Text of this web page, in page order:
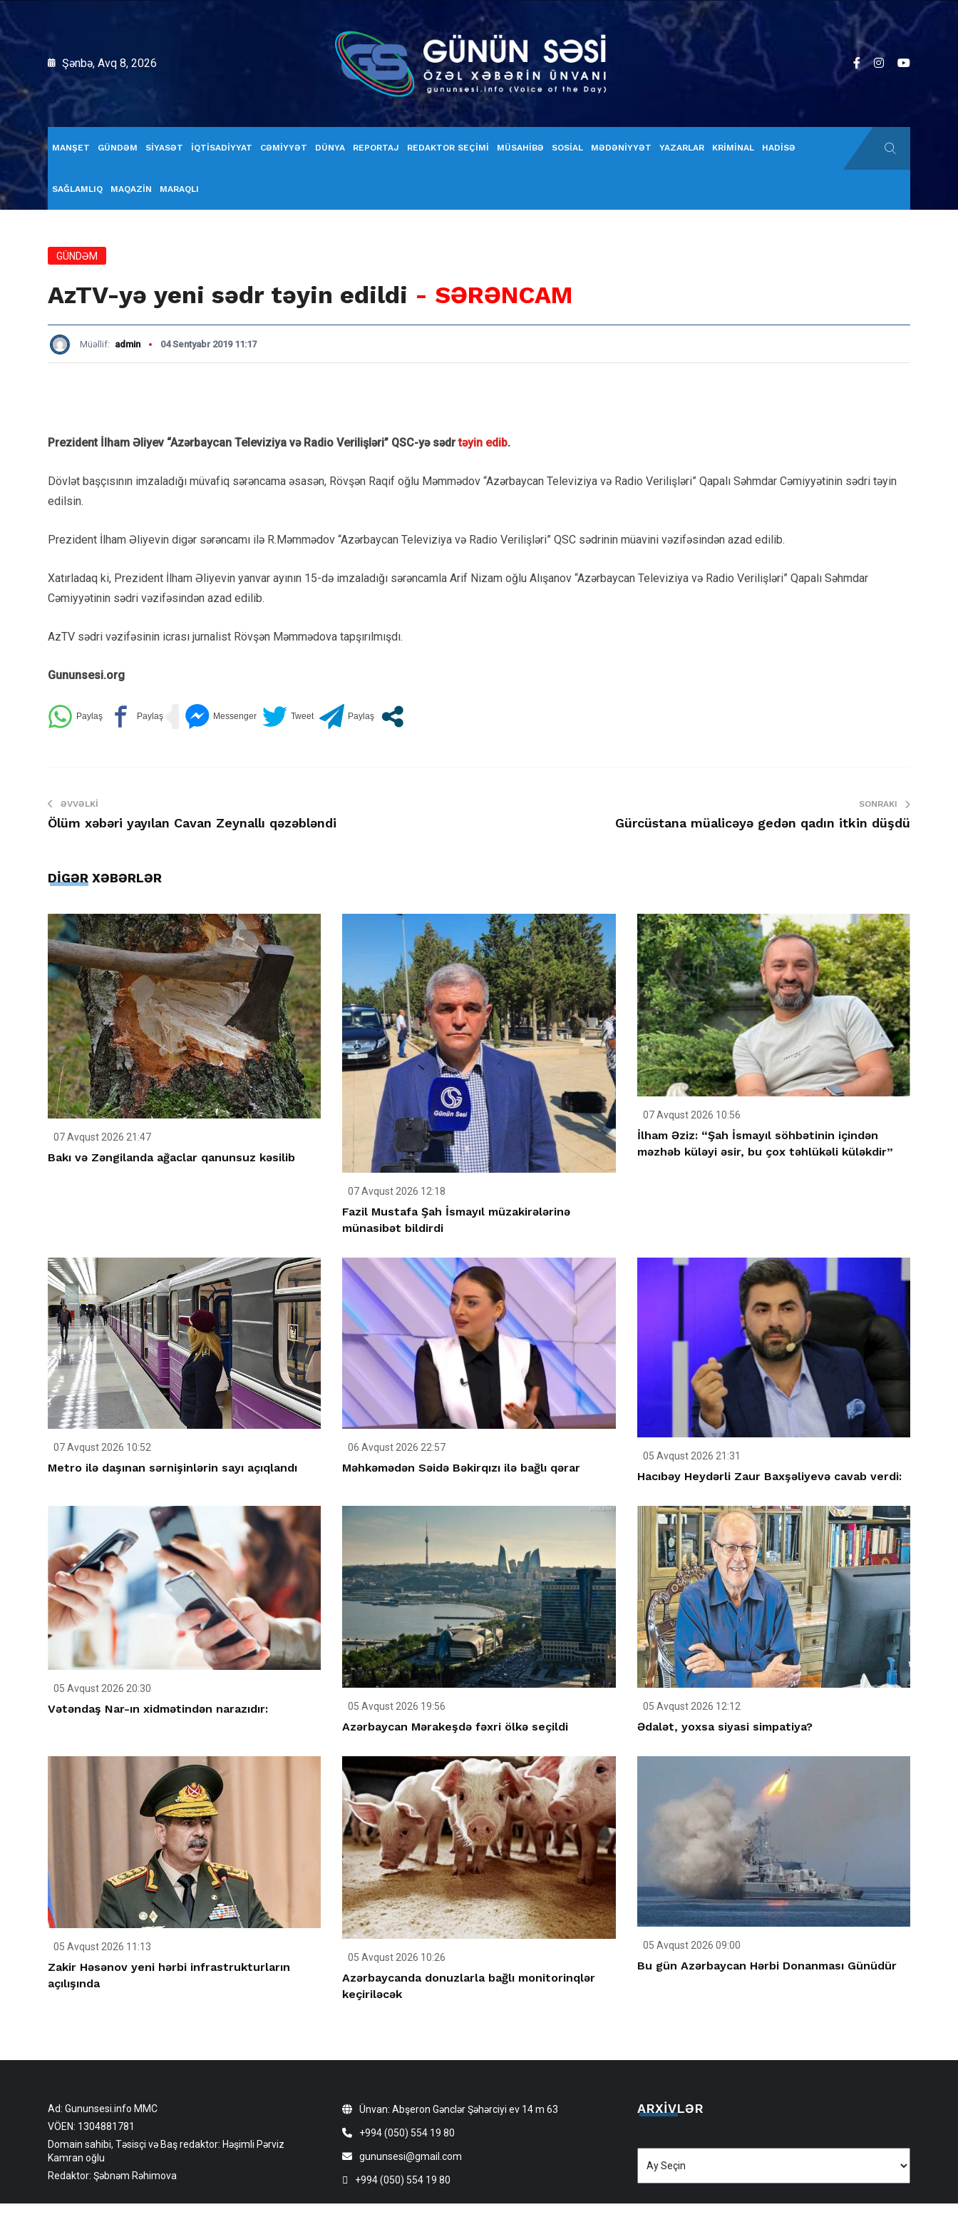
Şənbə, Avq 8, 2026
MANŞET GÜNDƏM SİYASƏT İQTİSADİYYAT CƏMİYYƏT DÜNYA REPORTAJ REDAKTOR SEÇİMİ MÜSAHİBƏ SOSİAL MƏDƏNİYYƏT YAZARLAR KRİMİNAL HADİSƏ
SAĞLAMLIQ MAQAZİN MARAQLI
GÜNDƏM
AzTV-yə yeni sədr təyin edildi - SƏRƏNCAM
Müəllif: admin 04 Sentyabr 2019 11:17
Prezident İlham Əliyev “Azərbaycan Televiziya və Radio Verilişləri” QSC-yə sədrtəyin edib.
Dövlət başçısının imzaladığı müvafiq sərəncama əsasən, Rövşən Raqif oğlu Məmmədov “Azərbaycan Televiziya və Radio Verilişləri” Qapalı Səhmdar Cəmiyyətinin sədri təyin
edilsin.
Prezident İlham Əliyevin digər sərəncamı ilə R.Məmmədov “Azərbaycan Televiziya və Radio Verilişləri” QSC sədrinin müavini vəzifəsindən azad edilib.
Xatırladaq ki, Prezident İlham Əliyevin yanvar ayının 15-də imzaladığı sərəncamla Arif Nizam oğlu Alışanov “Azərbaycan Televiziya və Radio Verilişləri” Qapalı Səhmdar
Cəmiyyətinin sədri vəzifəsindən azad edilib.
AzTV sədri vəzifəsinin icrası jurnalist Rövşən Məmmədova tapşırılmışdı.
Gununsesi.org
ƏVVƏLKI
Ölüm xəbəri yayılan Cavan Zeynallı qəzəbləndi
SONRAKI
Gürcüstana müalicəyə gedən qadın itkin düşdü
DİGƏR XƏBƏRLƏR
07 Avqust 2026 21:47
Bakı və Zəngilanda ağaclar qanunsuz kəsilib
07 Avqust 2026 12:18
Fazil Mustafa Şah İsmayıl müzakirələrinə
münasibət bildirdi
07 Avqust 2026 10:56
İlham Əziz: “Şah İsmayıl söhbətinin içindən
məzhəb küləyi əsir, bu çox təhlükəli küləkdir”
07 Avqust 2026 10:52
Metro ilə daşınan sərnişinlərin sayı açıqlandı
06 Avqust 2026 22:57
Məhkəmədən Səidə Bəkirqızı ilə bağlı qərar
05 Avqust 2026 21:31
Hacıbəy Heydərli Zaur Baxşəliyevə cavab verdi:
05 Avqust 2026 20:30
Vətəndaş Nar-ın xidmətindən narazıdır: 05 Avqust 2026 19:56
Azərbaycan Mərakeşdə fəxri ölkə seçildi
05 Avqust 2026 12:12
Ədalət, yoxsa siyasi simpatiya?
05 Avqust 2026 11:13
Zakir Həsənov yeni hərbi infrastrukturların
açılışında
05 Avqust 2026 10:26
Azərbaycanda donuzlarla bağlı monitorinqlər
keçiriləcək
05 Avqust 2026 09:00
Bu gün Azərbaycan Hərbi Donanması Günüdür
Ad: Gununsesi.info MMC
VÖEN: 1304881781
Domain sahibi, Təsisçi və Baş redaktor: Həşimli Pərviz
Kamran oğlu
Redaktor: Şəbnəm Rəhimova
Ünvan: Abşeron Gənclər Şəhərciyi ev 14 m 63
+994 (050) 554 19 80
gununsesi@gmail.com
+994 (050) 554 19 80
ARXIVLƏR
Arxivlər